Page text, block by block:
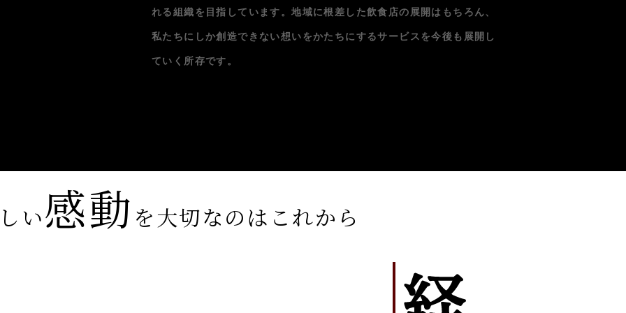
れる組織を目指しています。地域に根差した飲食店の展開はもちろん、
私たちにしか創造できない想いをかたちにするサービスを今後も展開し
ていく所存です。
い感動 を大切なのはこれから